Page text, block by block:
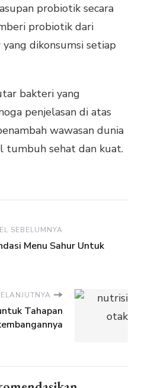
probiotik secara
probiotik dari
dikonsumsi setiap
bakteri yang
penjelasan di atas
wawasan dunia
tumbuh sehat dan kuat.
SEBELUMNYA
Menu Sahur Untuk
Tahapan